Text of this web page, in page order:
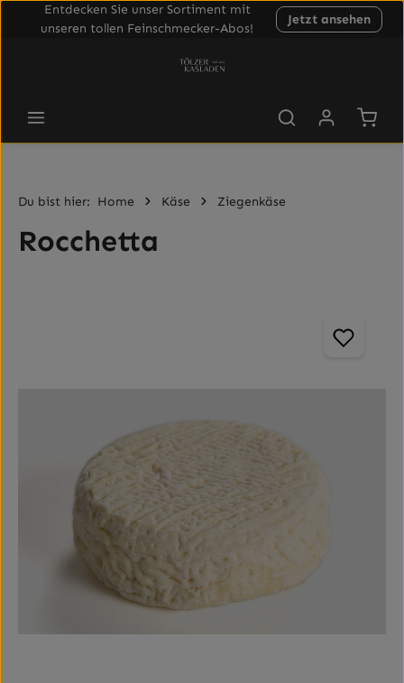
Entdecken Sie unser Sortiment mit
unseren tollen Feinschmecker-Abos!
Jetzt ansehen
Du bist hier: Home Käse Ziegenkäse
Rocchetta